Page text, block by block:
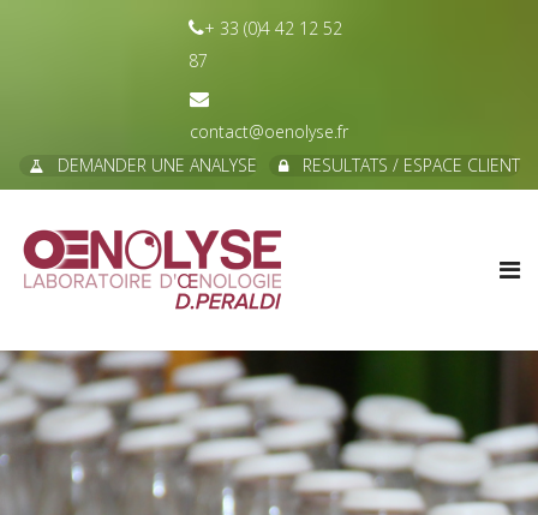
+ 33 (0)4 42 12 52
87
contact@oenolyse.fr
DEMANDER UNE ANALYSE
RESULTATS / ESPACE CLIENT